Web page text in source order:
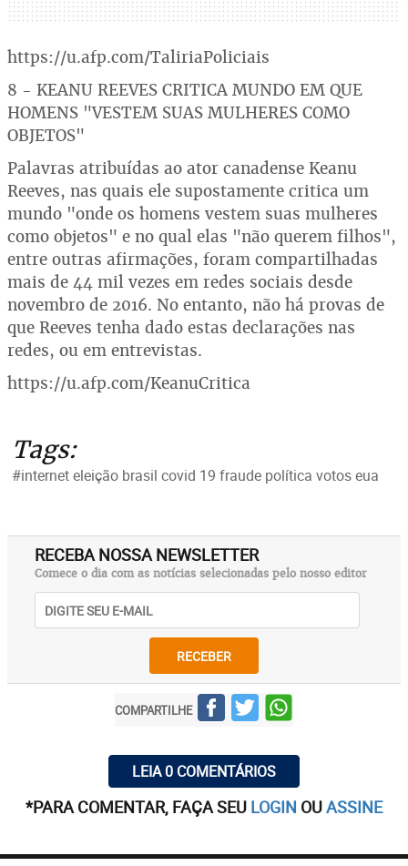
https://u.afp.com/TaliriaPoliciais
8 - KEANU REEVES CRITICA MUNDO EM QUE
HOMENS "VESTEM SUAS MULHERES COMO
OBJETOS"
Palavras atribuídas ao ator canadense Keanu
Reeves, nas quais ele supostamente critica um
mundo "onde os homens vestem suas mulheres
como objetos" e no qual elas "não querem filhos",
entre outras afirmações, foram compartilhadas
mais de 44 mil vezes em redes sociais desde
novembro de 2016. No entanto, não há provas de
que Reeves tenha dado estas declarações nas
redes, ou em entrevistas.
https://u.afp.com/KeanuCritica
Tags:
#internet eleição brasil covid 19 fraude política votos eua
RECEBA NOSSA NEWSLETTER
Comece o dia com as notícias selecionadas pelo nosso editor
RECEBER
COMPARTILHE
LEIA 0 COMENTÁRIOS
*PARA COMENTAR, FAÇA SEU LOGIN OUASSINE